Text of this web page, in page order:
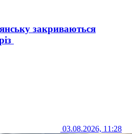
закриваються
03.08.2026, 11:28